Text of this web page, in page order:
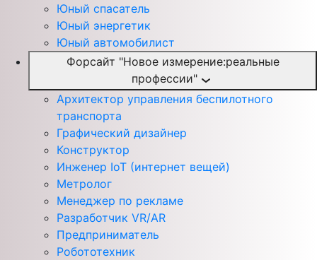
Юный спасатель
Юный энергетик
Юный автомобилист
Форсайт "Новое измерение:реальные
профессии"
Архитектор управления беспилотного
транспорта
Графический дизайнер
Конструктор
Инженер IoT (интернет вещей)
Метролог
Менеджер по рекламе
Разработчик VR/AR
Предприниматель
Робототехник